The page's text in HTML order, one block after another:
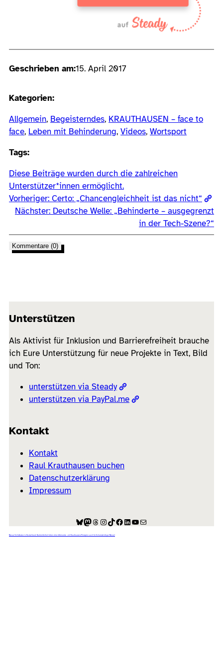
Geschrieben am:15. April 2017
Kategorien:
Allgemein, Begeisterndes, KRAUTHAUSEN – face to
face, Leben mit Behinderung, Videos, Wortsport
Tags:
Diese Beiträge wurden durch die zahlreichen
Unterstützer*innen ermöglicht.
Vorheriger: Certo: „Chancengleichheit ist das nicht“
Nächster: Deutsche Welle: „Behinderte – ausgegrenzt
in der Tech-Szene?“
Kommentare (0)
Unterstützen
Als Aktivist für Inklusion und Barrierefreiheit brauche
ich Eure Unterstützung für neue Projekte in Text, Bild
und Ton:
unterstützen via Steady
unterstützen via PayPal.me
Kontakt
Kontakt
Raul Krauthausen buchen
Datenschutzerklärung
Impressum
Bluesky
Mastodon
Threads
Instagram
TikTok
Facebook
LinkedIn
YouTube
E-Mail
Manual für Inklusion in Deutschland: Barrierefreiheit leben ohne Alternative – mit Krauthausens Prinzipien auch für Schornsteinfeger Manuel